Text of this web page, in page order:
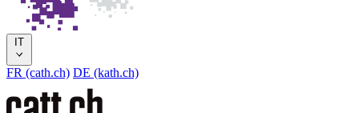
IT
FR (cath.ch) DE (kath.ch)